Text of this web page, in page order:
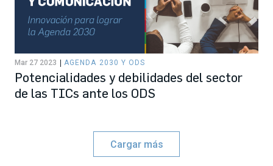
Mar 27 2023 AGENDA 2030 Y ODS
Potencialidades y debilidades del sector
de las TICs ante los ODS
Cargar más